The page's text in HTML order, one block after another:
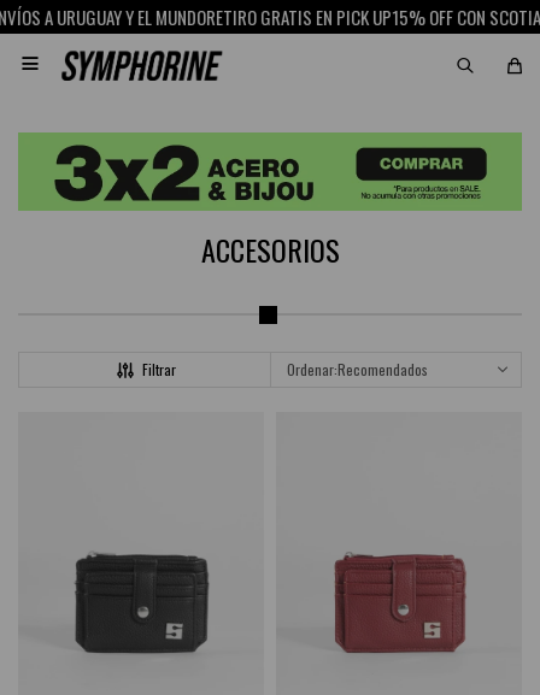
Y EL MUNDORETIRO GRATIS EN PICK UP15% OFF CON SCOTIABANKENVÍOS A

ACCESORIOS
Recomendados